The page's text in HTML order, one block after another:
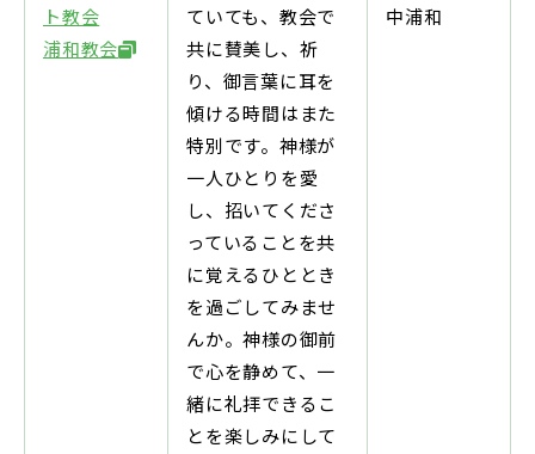
ト教会
浦和教会
ていても、教会で
共に賛美し、祈
り、御言葉に耳を
傾ける時間はまた
特別です。神様が
一人ひとりを愛
し、招いてくださ
っていることを共
に覚えるひととき
を過ごしてみませ
んか。神様の御前
で心を静めて、一
緒に礼拝できるこ
とを楽しみにして
中浦和